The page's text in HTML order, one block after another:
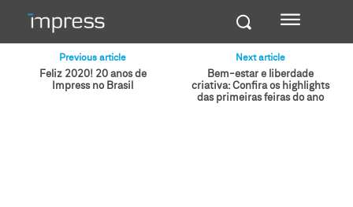
Previous article
Feliz 2020! 20 anos de
Impress no Brasil
Next article
Bem-estar e liberdade
criativa: Confira os highlights
das primeiras feiras do ano